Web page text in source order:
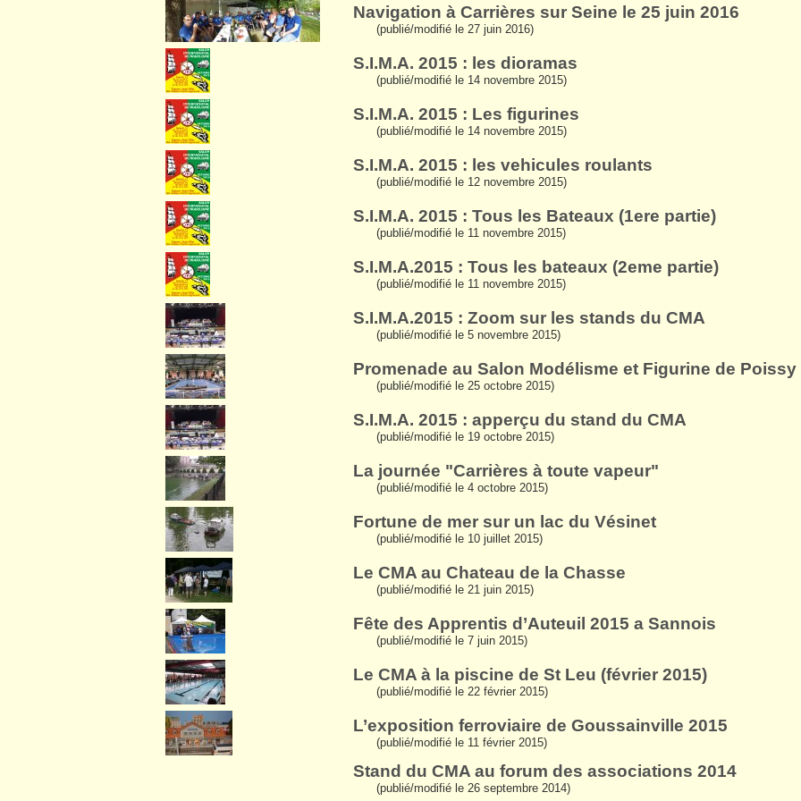
Navigation à Carrières sur Seine le 25 juin 2016
(publié/modifié le 27 juin 2016)
S.I.M.A. 2015 : les dioramas
(publié/modifié le 14 novembre 2015)
S.I.M.A. 2015 : Les figurines
(publié/modifié le 14 novembre 2015)
S.I.M.A. 2015 : les vehicules roulants
(publié/modifié le 12 novembre 2015)
S.I.M.A. 2015 : Tous les Bateaux (1ere partie)
(publié/modifié le 11 novembre 2015)
S.I.M.A.2015 : Tous les bateaux (2eme partie)
(publié/modifié le 11 novembre 2015)
S.I.M.A.2015 : Zoom sur les stands du CMA
(publié/modifié le 5 novembre 2015)
Promenade au Salon Modélisme et Figurine de Poissy
(publié/modifié le 25 octobre 2015)
S.I.M.A. 2015 : apperçu du stand du CMA
(publié/modifié le 19 octobre 2015)
La journée "Carrières à toute vapeur"
(publié/modifié le 4 octobre 2015)
Fortune de mer sur un lac du Vésinet
(publié/modifié le 10 juillet 2015)
Le CMA au Chateau de la Chasse
(publié/modifié le 21 juin 2015)
Fête des Apprentis d’Auteuil 2015 a Sannois
(publié/modifié le 7 juin 2015)
Le CMA à la piscine de St Leu (février 2015)
(publié/modifié le 22 février 2015)
L’exposition ferroviaire de Goussainville 2015
(publié/modifié le 11 février 2015)
Stand du CMA au forum des associations 2014
(publié/modifié le 26 septembre 2014)